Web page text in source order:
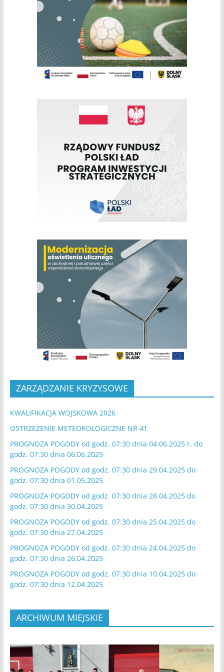
ZARZĄDZANIE KRYZYSOWE
KWALIFIKACJA WOJSKOWA 2026
OSTRZEŻENIE METEOROLOGICZNE NR 41
PROGNOZA POGODY od godz. 07:30 dnia 04.06.2025 r. do
godz. 07:30 dnia 06.06.2025
PROGNOZA POGODY od godz. 07:30 dnia 29.04.2025 do
godz. 07:30 dnia 01.05.2025
PROGNOZA POGODY od godz. 07:30 dnia 28.04.2025 do
godz. 07:30 dnia 30.04.2025
PROGNOZA POGODY od godz. 07:30 dnia 25.04.2025 do
godz. 07:30 dnia 27.04.2025
PROGNOZA POGODY od godz. 07:30 dnia 24.04.2025 do
godz. 07:30 dnia 26.04.2025
PROGNOZA POGODY od godz. 07:30 dnia 10.04.2025 do
godz. 07:30 dnia 12.04.2025
ARCHIWUM MIEJSKIE